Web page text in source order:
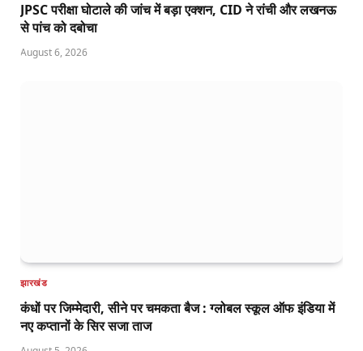
JPSC परीक्षा घोटाले की जांच में बड़ा एक्शन, CID ने रांची और लखनऊ
से पांच को दबोचा
August 6, 2026
झारखंड
कंधों पर जिम्मेदारी, सीने पर चमकता बैज : ग्लोबल स्कूल ऑफ इंडिया में
नए कप्तानों के सिर सजा ताज